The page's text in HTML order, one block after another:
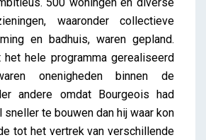
waaronder collectieve
en badhuis, waren gepland.
het hele programma gerealiseerd
onenigheden binnen de
andere omdat Bourgeois had
te bouwen dan hij waar kon
tot het vertrek van verschillende